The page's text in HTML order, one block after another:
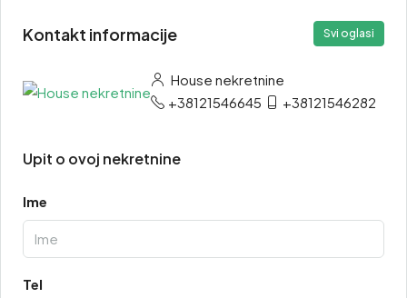
Kontakt informacije Svi oglasi
House nekretnine
+38121546645
+38121546282
Upit o ovoj nekretnine
Ime
Tel